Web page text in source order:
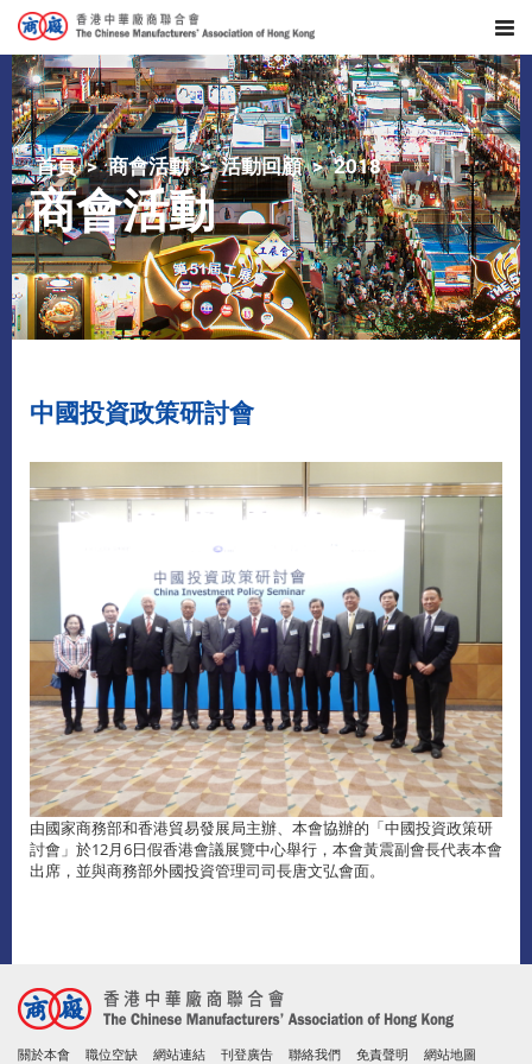
首頁 商會活動 活動回顧 2018
商會活動
中國投資政策研討會
由國家商務部和香港貿易發展局主辦、本會協辦的「中國投資政策研
討會」於12月6日假香港會議展覽中心舉行，本會黃震副會長代表本會
出席，並與商務部外國投資管理司司長唐文弘會面。
關於本會 職位空缺 網站連結 刊登廣告 聯絡我們 免責聲明 網站地圖